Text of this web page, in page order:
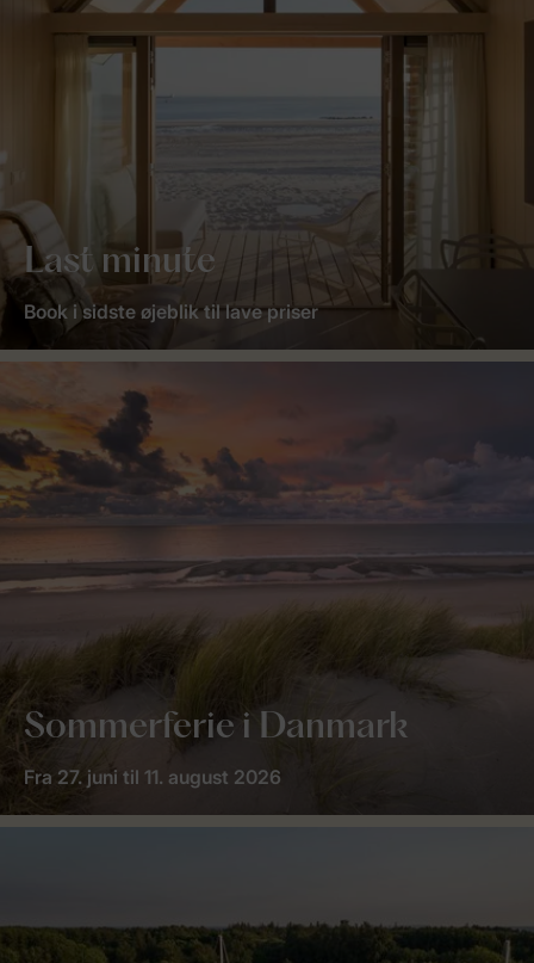
Last minute
Book i sidste øjeblik til lave priser
Sommerferie i Danmark
Fra 27. juni til 11. august 2026